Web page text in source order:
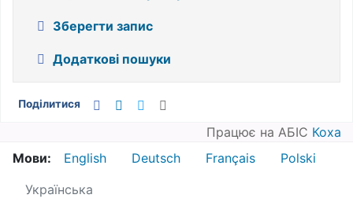
Зберегти запис
Додаткові пошуки
Поділитися
Працює на АБІС Коха
Мови:
English Deutsch Français
Polski
Українська